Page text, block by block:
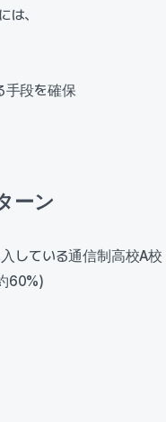
、
手段を確保
ーン
している通信制高校A校
60%)